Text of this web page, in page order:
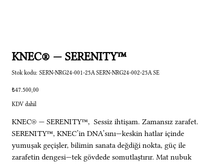
KNEC® — SERENITY™
Stok kodu: Stok
kodu:
25A
SERN-NRG24-001-25A SERN-NRG24-002-25A SE
Fiyat
₺47.500,00
KDV dahil
KNEC® — SERENITY™, Sessiz ihtişam. Zamansız zarafet.
SERENITY™, KNEC’in DNA’sını—keskin hatlar içinde
yumuşak geçişler, bilimin sanata değdiği nokta, güç ile
zarafetin dengesi—tek gövdede somutlaştırır. Mat nubuk